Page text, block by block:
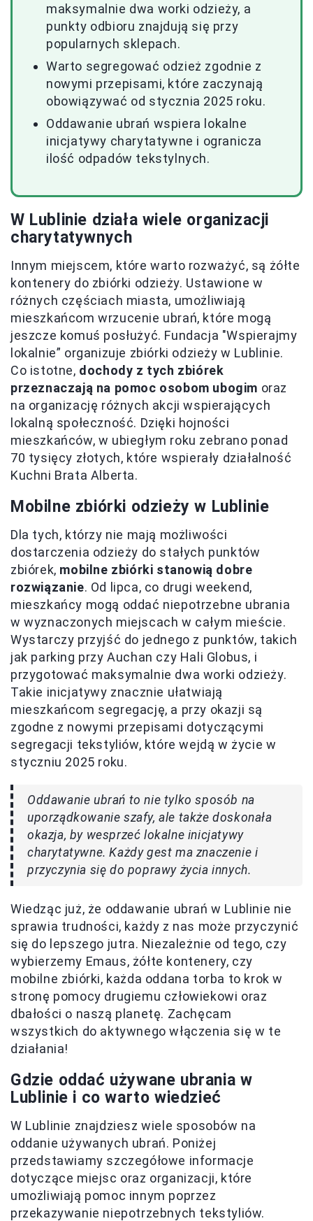
maksymalnie dwa worki odzieży, a
punkty odbioru znajdują się przy
popularnych sklepach.
Warto segregować odzież zgodnie z
nowymi przepisami, które zaczynają
obowiązywać od stycznia 2025 roku.
Oddawanie ubrań wspiera lokalne
inicjatywy charytatywne i ogranicza
ilość odpadów tekstylnych.
W Lublinie działa wiele organizacji
charytatywnych
Innym miejscem, które warto rozważyć, są żółte
kontenery do zbiórki odzieży. Ustawione w
różnych częściach miasta, umożliwiają
mieszkańcom wrzucenie ubrań, które mogą
jeszcze komuś posłużyć. Fundacja "Wspierajmy
lokalnie” organizuje zbiórki odzieży w Lublinie.
Co istotne, dochody z tych zbiórek
przeznaczają na pomoc osobom ubogim oraz
na organizację różnych akcji wspierających
lokalną społeczność. Dzięki hojności
mieszkańców, w ubiegłym roku zebrano ponad
70 tysięcy złotych, które wspierały działalność
Kuchni Brata Alberta.
Mobilne zbiórki odzieży w Lublinie
Dla tych, którzy nie mają możliwości
dostarczenia odzieży do stałych punktów
zbiórek, mobilne zbiórki stanowią dobre
rozwiązanie. Od lipca, co drugi weekend,
mieszkańcy mogą oddać niepotrzebne ubrania
w wyznaczonych miejscach w całym mieście.
Wystarczy przyjść do jednego z punktów, takich
jak parking przy Auchan czy Hali Globus, i
przygotować maksymalnie dwa worki odzieży.
Takie inicjatywy znacznie ułatwiają
mieszkańcom segregację, a przy okazji są
zgodne z nowymi przepisami dotyczącymi
segregacji tekstyliów, które wejdą w życie w
styczniu 2025 roku.
Oddawanie ubrań to nie tylko sposób na
uporządkowanie szafy, ale także doskonała
okazja, by wesprzeć lokalne inicjatywy
charytatywne. Każdy gest ma znaczenie i
przyczynia się do poprawy życia innych.
Wiedząc już, że oddawanie ubrań w Lublinie nie
sprawia trudności, każdy z nas może przyczynić
się do lepszego jutra. Niezależnie od tego, czy
wybierzemy Emaus, żółte kontenery, czy
mobilne zbiórki, każda oddana torba to krok w
stronę pomocy drugiemu człowiekowi oraz
dbałości o naszą planetę. Zachęcam
wszystkich do aktywnego włączenia się w te
działania!
Gdzie oddać używane ubrania w
Lublinie i co warto wiedzieć
W Lublinie znajdziesz wiele sposobów na
oddanie używanych ubrań. Poniżej
przedstawiamy szczegółowe informacje
dotyczące miejsc oraz organizacji, które
umożliwiają pomoc innym poprzez
przekazywanie niepotrzebnych tekstyliów.